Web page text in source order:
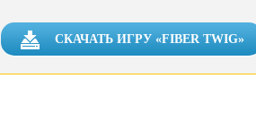
СКАЧАТЬ ИГРУ «FIBER TWIG»